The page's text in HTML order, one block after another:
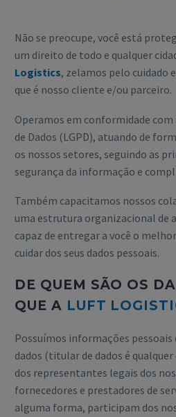
Não se preocupe, você está
um direito de todo e qualquer
Logistics, zelamos pelo cuidado
que é nosso cliente e/ou parceiro.
Operamos em conformidade com
de Dados (LGPD), atuando de
os nossos setores, seguindo as
segurança da informação e
Também capacitamos nossos
uma estrutura organizacional de
capaz de entregar a você o
cuidar dos seus dados pessoais.
DE QUEM SÃO OS
QUE A LUFT
Possuímos informações
dados (titular de dados é
dos representantes legais dos
fornecedores e prestadores de
alguma forma, participam dos